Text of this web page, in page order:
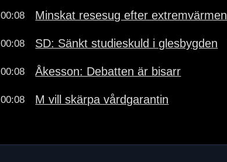
00:08 Minskat resesug efter extremvärmen
00:08 SD: Sänkt studieskuld i glesbygden
00:08 Åkesson: Debatten är bisarr
00:08 M vill skärpa vårdgarantin